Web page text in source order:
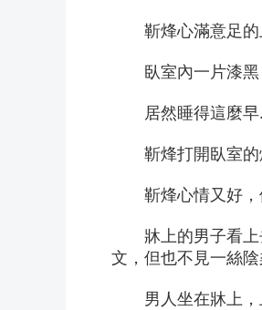
靳烽心滿意足的上
臥室內一片漆黑
居然睡得這麼早
靳烽打開臥室的
靳烽心情又好，
牀上的男子看上
文，但也不見一絲
男人坐在牀上，